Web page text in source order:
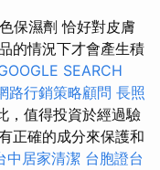
保濕劑 恰好對皮膚
的情況下才會產生積
SEARCH
路行銷策略顧問 長照
，值得投資於經過驗
正確的成分來保護和
中居家清潔 台胞證台